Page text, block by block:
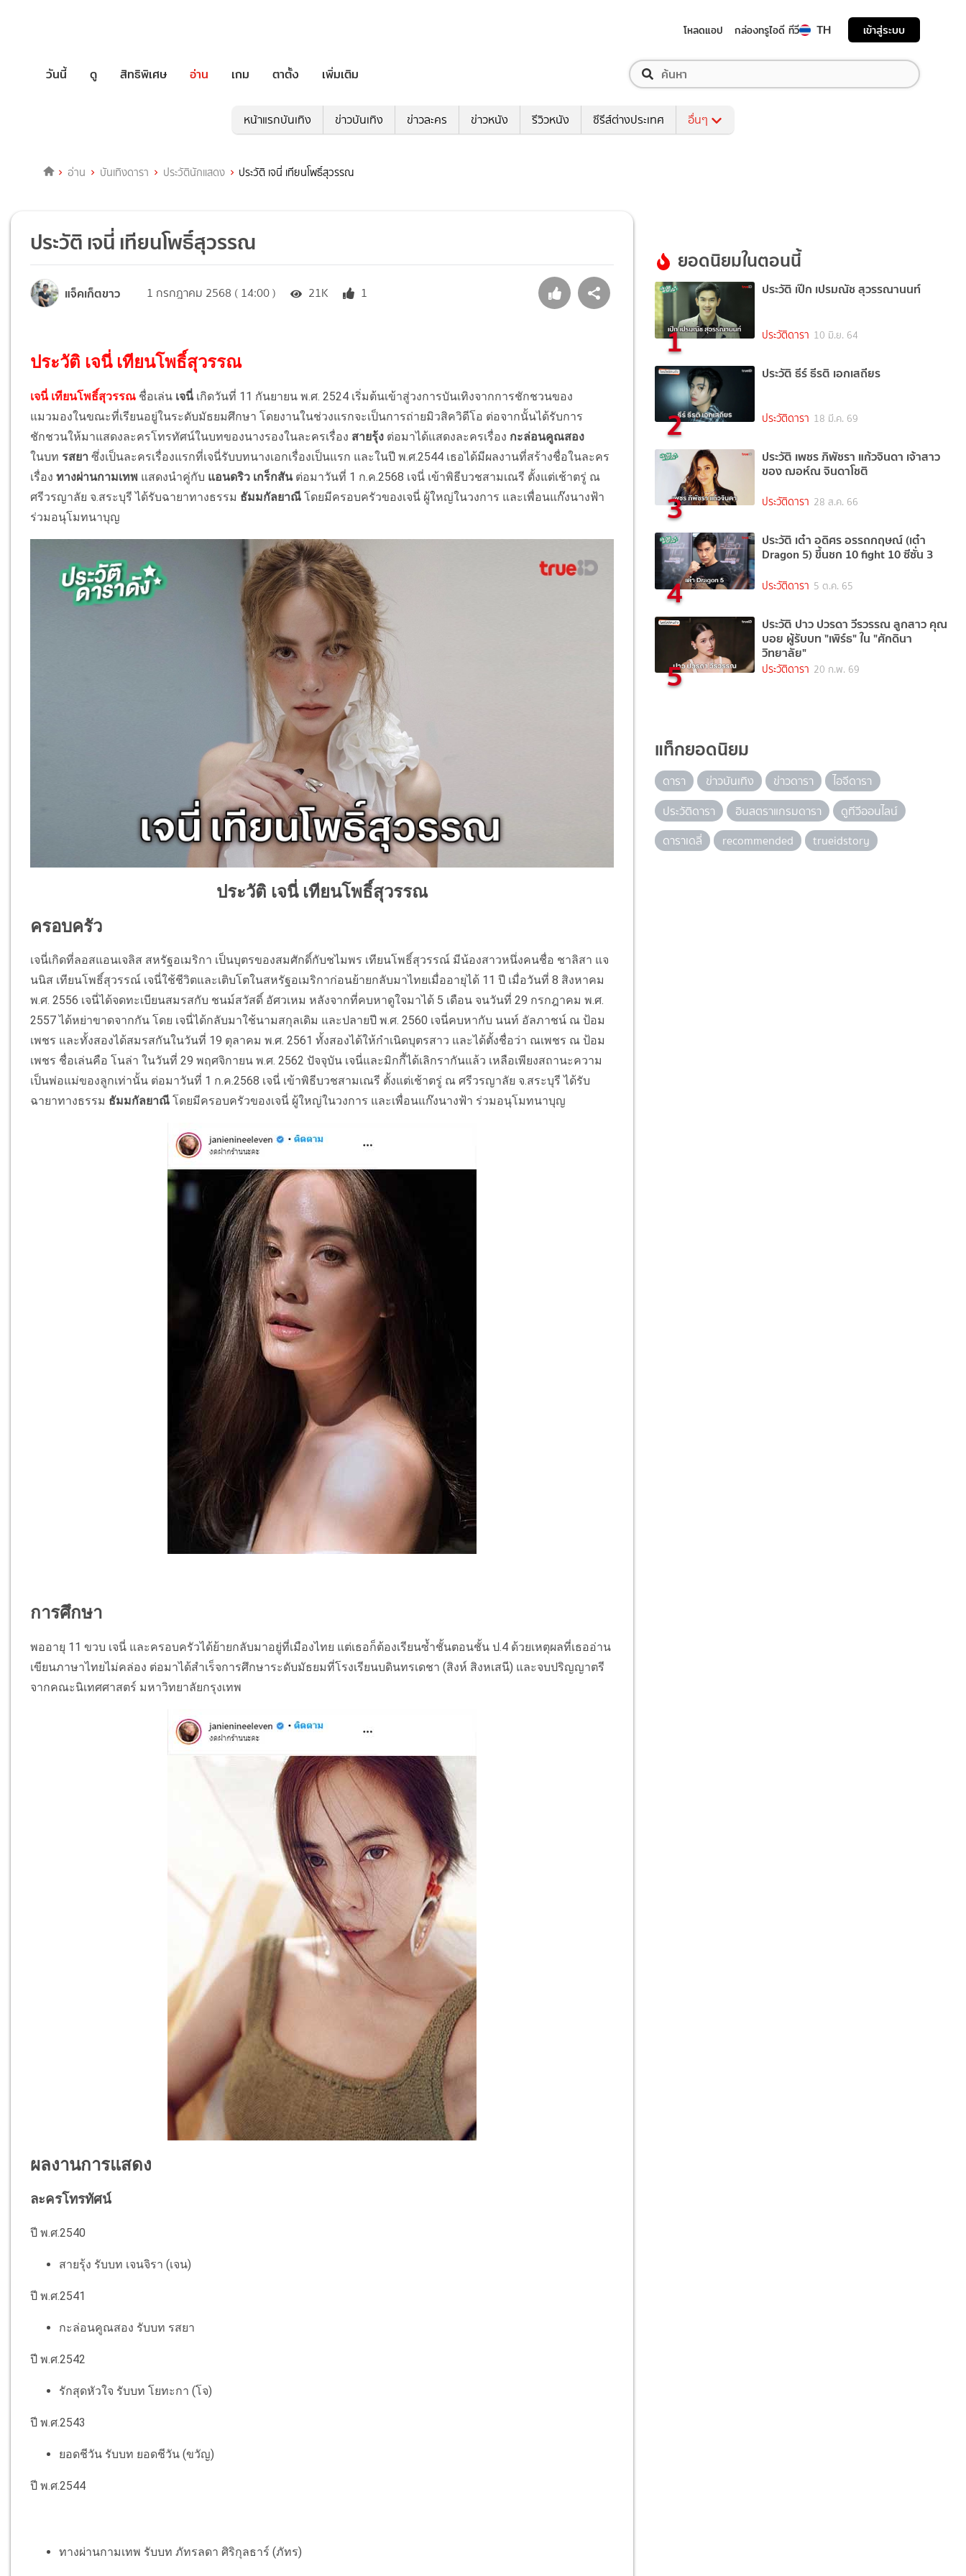
โหลดแอป กล่องทรูไอดี ทีวี TH เข้าสู่ระบบ
วันนี้ ดู สิทธิพิเศษ อ่าน เกม ตาตั้ง เพิ่มเติม
หน้าแรกบันเทิง ข่าวบันเทิง ข่าวละคร ข่าวหนัง รีวิวหนัง ซีรีส์ต่างประเทศ อื่นๆ
อ่าน บันเทิงดารา ประวัตินักแสดง ประวัติ เจนี่ เทียนโพธิ์สุวรรณ
ประวัติ เจนี่ เทียนโพธิ์สุวรรณ
แจ็คเก็ตขาว 1 กรกฎาคม 2568 ( 14:00 ) 21K 1
ประวัติ เจนี่ เทียนโพธิ์สุวรรณ
เจนี่ เทียนโพธิ์สุวรรณ ชื่อเล่น เจนี่เกิดวันที่ 11 กันยายน พ.ศ. 2524 เริ่มต้นเข้าสู่วงการบันเทิงจากการชักชวนของ
แมวมองในขณะที่เรียนอยู่ในระดับมัธยมศึกษา โดยงานในช่วงแรกจะเป็นการถ่ายมิวสิควิดีโอ ต่อจากนั้นได้รับการ
ชักชวนให้มาแสดงละครโทรทัศน์ในบทของนางรองในละครเรื่อง สายรุ้ง ต่อมาได้แสดงละครเรื่อง กะล่อนคูณสอง
ในบท รสยา ซึ่งเป็นละครเรื่องแรกที่เจนี่รับบทนางเอกเรื่องเป็นแรก และในปี พ.ศ.2544 เธอได้มีผลงานที่สร้างชื่อในละคร
เรื่องทางผ่านกามเทพ แสดงนำคู่กับ แอนดริว เกร็กสัน ต่อมาวันที่ 1 ก.ค.2568 เจนี่ เข้าพิธีบวชสามเณรี ตั้งแต่เช้าตรู่ ณ
ศรีวรญาลัย จ.สระบุรี ได้รับฉายาทางธรรม ธัมมกัลยาณี โดยมีครอบครัวของเจนี่ ผู้ใหญ่ในวงการ และเพื่อนแก๊งนางฟ้า
ร่วมอนุโมทนาบุญ
ประวัติ เจนี่ เทียนโพธิ์สุวรรณ
ครอบครัว
เจนี่เกิดที่ลอสแอนเจลิส สหรัฐอเมริกา เป็นบุตรของสมศักดิ์กับชไมพร เทียนโพธิ์สุวรรณ์ มีน้องสาวหนึ่งคนชื่อ ชาลิสา แจ
นนิส เทียนโพธิ์สุวรรณ์ เจนี่ใช้ชีวิตและเติบโตในสหรัฐอเมริกาก่อนย้ายกลับมาไทยเมื่ออายุได้ 11 ปี เมื่อวันที่ 8 สิงหาคม
พ.ศ. 2556 เจนี่ได้จดทะเบียนสมรสกับ ชนม์สวัสดิ์ อัศวเหม หลังจากที่คบหาดูใจมาได้ 5 เดือน จนวันที่ 29 กรกฎาคม พ.ศ.
2557 ได้หย่าขาดจากกัน โดย เจนี่ได้กลับมาใช้นามสกุลเดิม และปลายปี พ.ศ. 2560 เจนี่คบหากับ นนท์ อัลภาชน์ ณ ป้อม
เพชร และทั้งสองได้สมรสกันในวันที่ 19 ตุลาคม พ.ศ. 2561 ทั้งสองได้ให้กำเนิดบุตรสาว และได้ตั้งชื่อว่า ณเพชร ณ ป้อม
เพชร ชื่อเล่นคือ โนล่า ในวันที่ 29 พฤศจิกายน พ.ศ. 2562 ปัจจุบัน เจนี่และมิกกี้ได้เลิกรากันแล้ว เหลือเพียงสถานะความ
เป็นพ่อแม่ของลูกเท่านั้น ต่อมาวันที่ 1 ก.ค.2568 เจนี่ เข้าพิธีบวชสามเณรี ตั้งแต่เช้าตรู่ ณ ศรีวรญาลัย จ.สระบุรี ได้รับ
ฉายาทางธรรม ธัมมกัลยาณี โดยมีครอบครัวของเจนี่ ผู้ใหญ่ในวงการ และเพื่อนแก๊งนางฟ้า ร่วมอนุโมทนาบุญ
การศึกษา
พออายุ 11 ขวบ เจนี่ และครอบครัวได้ย้ายกลับมาอยู่ที่เมืองไทย แต่เธอก็ต้องเรียนซ้ำชั้นตอนชั้น ป.4 ด้วยเหตุผลที่เธออ่าน
เขียนภาษาไทยไม่คล่อง ต่อมาได้สำเร็จการศึกษาระดับมัธยมที่โรงเรียนบดินทรเดชา (สิงห์ สิงหเสนี) และจบปริญญาตรี
จากคณะนิเทศศาสตร์ มหาวิทยาลัยกรุงเทพ
ผลงานการแสดง
ละครโทรทัศน์
ปี พ.ศ.2540
สายรุ้ง รับบท เจนจิรา (เจน)
ปี พ.ศ.2541
กะล่อนคูณสอง รับบท รสยา
ปี พ.ศ.2542
รักสุดหัวใจ รับบท โยทะกา (โจ)
ปี พ.ศ.2543
ยอดชีวัน รับบท ยอดชีวัน (ขวัญ)
ปี พ.ศ.2544
ทางผ่านกามเทพ รับบท ภัทรลดา ศิริกุลธาร์ (ภัทร)
ยอดนิยมในตอนนี้
1
ประวัติ เป๊ก เปรมณัช สุวรรณานนท์
ประวัติดารา 10 มิ.ย. 64
2
ประวัติ ธีร์ ธีรติ เอกเสถียร
ประวัติดารา 18 มี.ค. 69
3
ประวัติ เพชร ภิพัชรา แก้วจินดา เจ้าสาว
ของ ฌอห์ณ จินดาโชติ
ประวัติดารา 28 ส.ค. 66
4
ประวัติ เต๋า อดิศร อรรถกฤษณ์ (เต๋า
Dragon 5) ขึ้นชก 10 fight 10 ซีซั่น 3
ประวัติดารา 5 ต.ค. 65
5
ประวัติ ปาว ปวรดา วีรวรรณ ลูกสาว คุณ
บอย ผู้รับบท "เพิร์ธ" ใน "ศักดินา
วิทยาลัย"
ประวัติดารา 20 ก.พ. 69
แท็กยอดนิยม
ดารา ข่าวบันเทิง ข่าวดารา
ไอจีดารา
ประวัติดารา
อินสตราแกรมดารา
ดูทีวีออนไลน์
ดาราเดลี่
recommended trueidstory